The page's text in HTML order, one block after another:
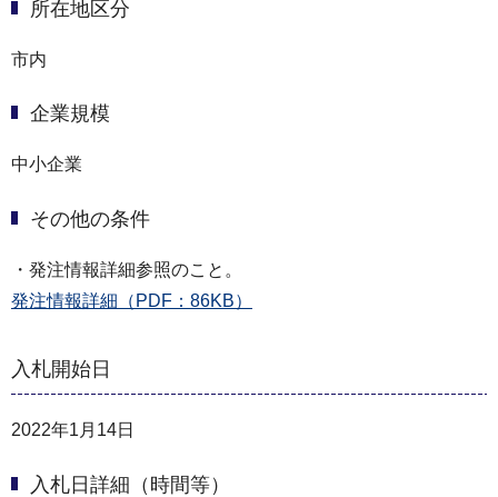
所在地区分
市内
企業規模
中小企業
その他の条件
・発注情報詳細参照のこと。
発注情報詳細（PDF：86KB）
入札開始日
2022年1月14日
入札日詳細（時間等）